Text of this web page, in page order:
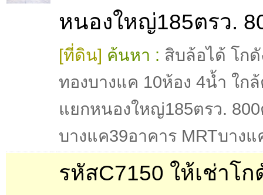
หนองใหญ่185ตรว.
[ที่ดิน] ค้นหา : สิบล้อได้ โกดั
ทองบางแค 10ห้อง 4น้ำ ใก
แยกหนองใหญ่185ตรว.
บางแค39อาคาร MRTบางแ
รหัสC7150 ให้เช่าโก